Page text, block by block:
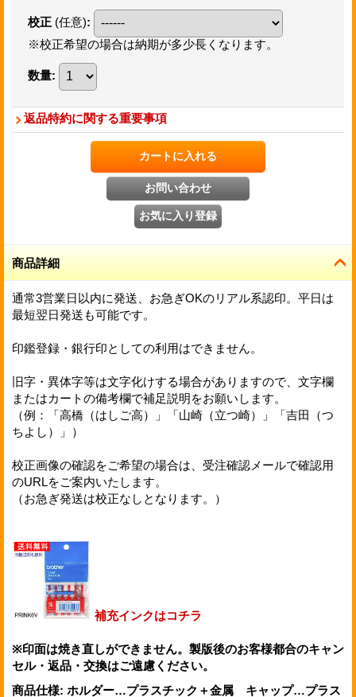
校正 (任意):
※校正希望の場合は納期が多少長くなります。
数量:
返品特約に関する重要事項
商品詳細
通常3営業日以内に発送、お急ぎOKのリアル系認印。平日は
最短翌日発送も可能です。
印鑑登録・銀行印としての利用はできません。
旧字・異体字等は文字化けする場合がありますので、文字欄
またはカートの備考欄で補足説明をお願いします。
（例：「高橋（はしご高）」「山崎（立つ崎）」「吉田（つ
ちよし）」）
校正画像の確認をご希望の場合は、受注確認メールで確認用
のURLをご案内いたします。
（お急ぎ発送は校正なしとなります。）
補充インクはコチラ
※印面は焼き直しができません。製版後のお客様都合のキャン
セル・返品・交換はご遠慮ください。
商品仕様: ホルダー…プラスチック＋金属 キャップ…プラス